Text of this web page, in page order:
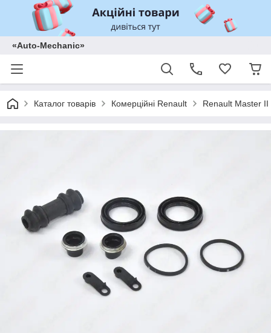
«Auto-Mechanic»
Каталог товарів Комерційні Renault Renault Master